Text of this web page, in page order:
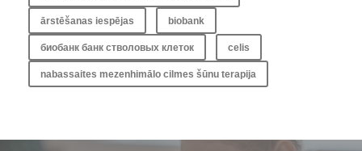
ārstēšanas iespējas biobank
биобанк банк стволовых клеток celis
nabassaites mezenhimālo cilmes šūnu terapija